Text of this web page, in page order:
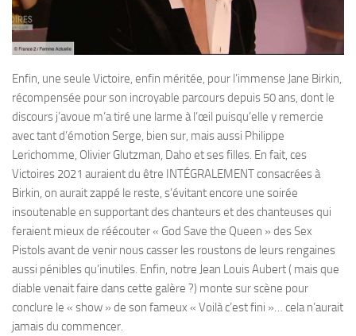
Enfin, une seule Victoire, enfin méritée, pour l’immense Jane Birkin,
récompensée pour son incroyable parcours depuis 50 ans, dont le
discours j’avoue m’a tiré une larme à l’œil puisqu’elle y remercie
avec tant d’émotion Serge, bien sur, mais aussi Philippe
Lerichomme, Olivier Glutzman, Daho et ses filles. En fait, ces
Victoires 2021 auraient du être INTÉGRALEMENT consacrées à
Birkin, on aurait zappé le reste, s’évitant encore une soirée
insoutenable en supportant des chanteurs et des chanteuses qui
feraient mieux de réécouter « God Save the Queen » des Sex
Pistols avant de venir nous casser les roustons de leurs rengaines
aussi pénibles qu’inutiles. Enfin, notre Jean Louis Aubert ( mais que
diable venait faire dans cette galère ?) monte sur scène pour
conclure le « show » de son fameux « Voilà c’est fini »… cela n’aurait
jamais du commencer.